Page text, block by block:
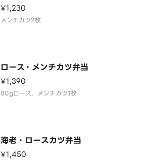
¥1,230
メンチカツ2枚
ロース・メンチカツ弁当
¥1,390
80gロース、メンチカツ1枚
海老・ロースカツ弁当
¥1,450